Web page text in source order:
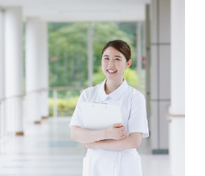
てほしいと言われた場合
険のルールについて
あった場合